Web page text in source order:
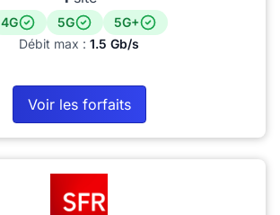
4G 5G
5G+
Débit max : 1.5 Gb/s
Voir les forfaits